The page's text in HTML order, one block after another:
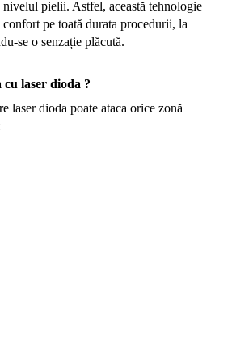
pielii. Astfel, această tehnologie
pe toată durata procedurii, la
se o senzație plăcută.
cu laser dioda ?
laser dioda poate ataca orice zonă